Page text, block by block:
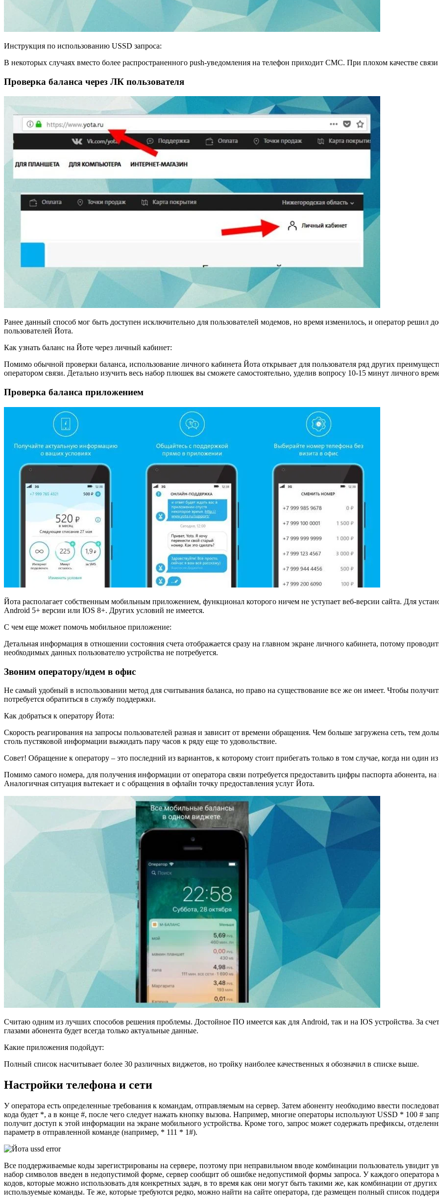
Инструкция по использованию USSD запроса:
В некоторых случаях вместо более распространенного push-уведомления на телефон приходит СМС. При плохом качестве
Проверка баланса через ЛК пользователя
Ранее данный способ мог быть доступен исключительно для пользователей модемов, но время изменилось, и оператор решил
пользователей Йота.
Как узнать баланс на Йоте через личный кабинет:
Помимо обычной проверки баланса, использование личного кабинета Йота открывает для пользователя ряд других
оператором связи. Детально изучить весь набор плюшек вы сможете самостоятельно, уделив вопросу 10-15 минут личного
Проверка баланса приложением
Йота располагает собственным мобильным приложением, функционал которого ничем не уступает веб-версии сайта. Для
Android 5+ версии или IOS 8+. Других условий не имеется.
С чем еще может помочь мобильное приложение:
Детальная информация в отношении состояния счета отображается сразу на главном экране личного кабинета, потому
необходимых данных пользователю устройства не потребуется.
Звоним оператору/идем в офис
Не самый удобный в использовании метод для считывания баланса, но право на существование все же он имеет. Чтобы
потребуется обратиться в службу поддержки.
Как добраться к оператору Йота:
Скорость реагирования на запросы пользователей разная и зависит от времени обращения. Чем больше загружена сеть, тем
столь пустяковой информации выжидать пару часов к ряду еще то удовольствие.
Совет! Обращение к оператору – это последний из вариантов, к которому стоит прибегать только в том случае, когда ни
Помимо самого номера, для получения информации от оператора связи потребуется предоставить цифры паспорта абонента,
Аналогичная ситуация вытекает и с обращения в офлайн точку предоставления услуг Йота.
Считаю одним из лучших способов решения проблемы. Достойное ПО имеется как для Android, так и на IOS устройства. За
глазами абонента будет всегда только актуальные данные.
Какие приложения подойдут:
Полный список насчитывает более 30 различных виджетов, но тройку наиболее качественных я обозначил в списке выше.
Настройки телефона и сети
У оператора есть определенные требования к командам, отправляемым на сервер. Затем абоненту необходимо ввести
кода будет *, а в конце #, после чего следует нажать кнопку вызова. Например, многие операторы используют USSD * 100 #
получит доступ к этой информации на экране мобильного устройства. Кроме того, запрос может содержать префиксы,
параметр в отправленной команде (например, * 111 * 1#).
Все поддерживаемые коды зарегистрированы на сервере, поэтому при неправильном вводе комбинации пользователь увидит
набор символов введен в недопустимой форме, сервер сообщит об ошибке недопустимой формы запроса. У каждого
кодов, которые можно использовать для конкретных задач, в то время как они могут быть такими же, как комбинации от
используемые команды. Те же, которые требуются редко, можно найти на сайте оператора, где размещен полный список